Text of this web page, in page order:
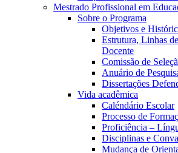
Mestrado Profissional em
Sobre o Programa
Objetivos e
Estrutura, Linhas
Docente
Comissão de
Anuário de
Dissertações
Vida acadêmica
Caléndário Escolar
Processo de
Proficiência –
Disciplinas e
Mudança de